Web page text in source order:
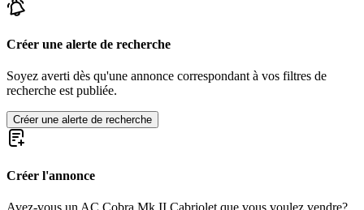
Créer une alerte de recherche
Soyez averti dès qu'une annonce correspondant à vos filtres de
recherche est publiée.
Créer une alerte de recherche
Créer l'annonce
Avez-vous un AC Cobra Mk II Cabriolet que vous voulez vendre?